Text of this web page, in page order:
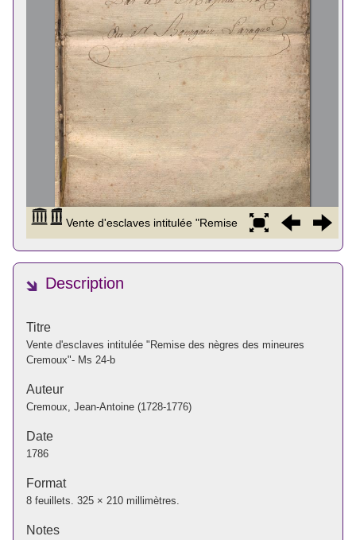
Description
Titre
Vente d'esclaves intitulée "Remise des nègres des mineures
Cremoux"- Ms 24-b
Auteur
Cremoux, Jean-Antoine (1728-1776)
Date
1786
Format
8 feuillets. 325 × 210 millimètres.
Notes